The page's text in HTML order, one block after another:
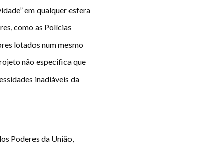
em qualquer esfera
como as Polícias
lotados num mesmo
não especifica que
inadiáveis da
Poderes da União,